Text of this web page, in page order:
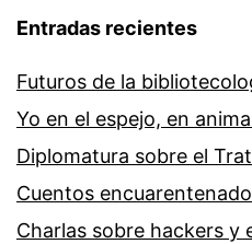
Entradas recientes
Futuros de la
Yo en el espejo, en
Diplomatura sobre el
Cuentos
Charlas sobre hackers y